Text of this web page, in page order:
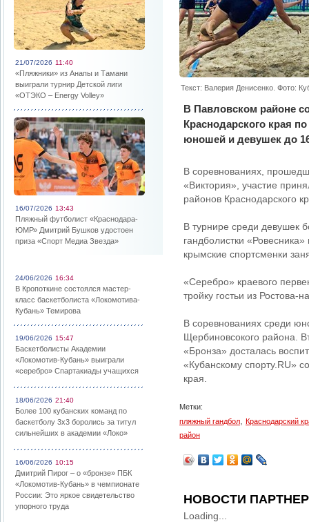
21/07/2026 11:40
«Пляжники» из Анапы и Тамани
выиграли турнир Детской лиги
«ОТЭКО – Energy Volley»
16/07/2026 13:43
Пляжный футболист «Краснодара-
ЮМР» Дмитрий Бушков удостоен
приза «Спорт Медиа Звезда»
24/06/2026 16:34
В Кропоткине состоялся мастер-
класс баскетболиста «Локомотива-
Кубань» Темирова
19/06/2026 15:47
Баскетболисты Академии
«Локомотив-Кубань» выиграли
«серебро» Спартакиады учащихся
18/06/2026 21:40
Более 100 кубанских команд по
баскетболу 3х3 боролись за титул
сильнейших в академии «Локо»
16/06/2026 10:15
Дмитрий Пирог – о «бронзе» ПБК
«Локомотив-Кубань» в чемпионате
России: Это яркое свидетельство
упорного труда
Текст: Валерия Денисенко. Фото:
В Павловском районе
Краснодарского края
юношей и девушек до
В соревнованиях,
«Виктория», участие
районов Краснодарского
В турнире среди девушек
гандболистки
крымские спортсменки
«Серебро» краевого
тройку гостьи из Ростова-
В соревнованиях среди
Щербиновсокого района.
«Бронза» досталась
«Кубанскому спорту.RU»
края.
Метки:
пляжный гандбол
Краснодарский
район
НОВОСТИ
Loading...